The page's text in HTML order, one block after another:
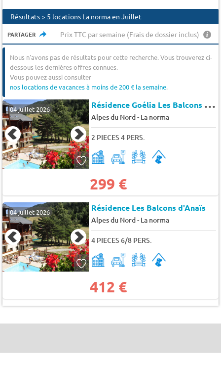
Résultats > 5 locations La norma en Juillet
PARTAGER Prix TTC par semaine (Frais de dossier inclus)
Nous n'avons pas de résultats pour cette recherche. Vous trouverez ci-
dessous les dernières offres connues.
Vous pouvez aussi consulter
nos locations de vacances à moins de 200 € la semaine.
04 juillet 2026 R
ésidence Goélia Les Balcons d'Anaïs
Alpes du Nord- La norma
2 PIECES 4 PERS.
299 €
04 juillet 2026 Résidence Les Balcons d'Anaïs
Alpes du Nord- La norma
4 PIECES 6/8 PERS.
412 €